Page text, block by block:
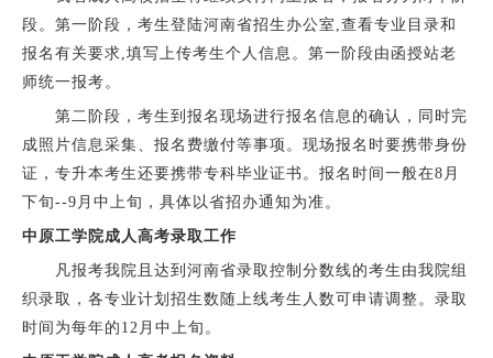
段。第一阶段，考生登陆河南省招生办公室,查看专业目录和
报名有关要求,填写上传考生个人信息。第一阶段由函授站老
师统一报考。
第二阶段，考生到报名现场进行报名信息的确认，同时完
成照片信息采集、报名费缴付等事项。现场报名时要携带身份
证，专升本考生还要携带专科毕业证书。报名时间一般在8月
下旬--9月中上旬，具体以省招办通知为准。
中原工学院成人高考录取工作
凡报考我院且达到河南省录取控制分数线的考生由我院组
织录取，各专业计划招生数随上线考生人数可申请调整。录取
时间为每年的12月中上旬。